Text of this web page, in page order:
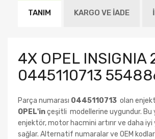
TANIM KARGO VE İADE
4X OPEL INSIGNIA
0445110713
Parça numarası 0445110713 olan
OPEL'inçeşitli modellerine uygundur. Bu
enjektör, motor hacmini artırır ve daha iyi
sağlar. Alternatif numaralar ve OEM